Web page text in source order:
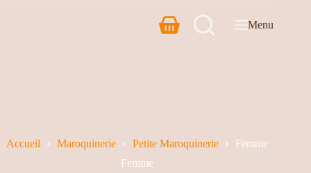
Menu
Accueil Maroquinerie Petite Maroquinerie
Femme
Femme